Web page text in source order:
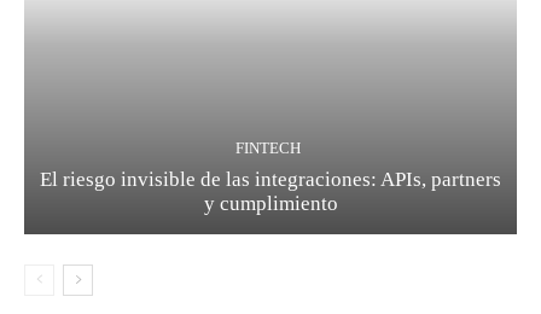
FINTECH
El riesgo invisible de las integraciones: APIs, partners
y cumplimiento